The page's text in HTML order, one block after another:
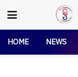
HOME NEWS